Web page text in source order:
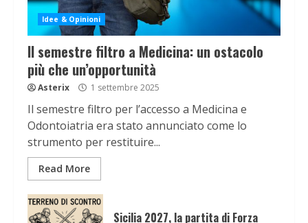
Idee & Opinioni
Il semestre filtro a Medicina: un ostacolo
più che un’opportunità
Asterix 1 settembre 2025
Il semestre filtro per l’accesso a Medicina e
Odontoiatria era stato annunciato come lo
strumento per restituire...
Read More
Sicilia 2027, la partita di Forza